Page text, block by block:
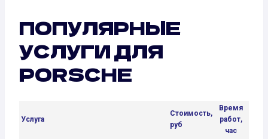
ПОПУЛЯРНЫЕ
УСЛУГИ ДЛЯ
PORSCHE
Услуга
Стоимость,
руб
Время
работ,
час